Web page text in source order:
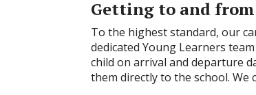
Getting to and
To the highest standard, our
dedicated Young Learners
child on arrival and departure
them directly to the school.